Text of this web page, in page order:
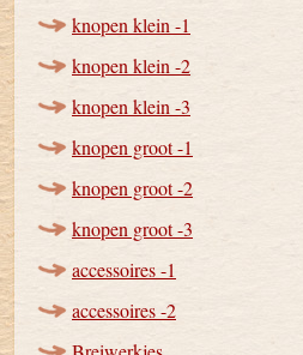
knopen klein -1
knopen klein -2
knopen klein -3
knopen groot -1
knopen groot -2
knopen groot -3
accessoires -1
accessoires -2